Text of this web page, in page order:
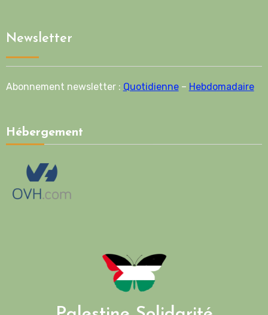
Newsletter
Abonnement newsletter : Quotidienne– Hebdomadaire
Hébergement